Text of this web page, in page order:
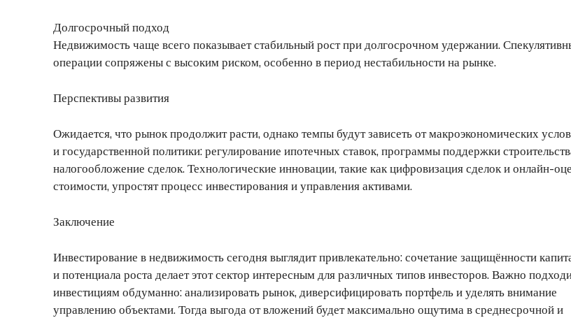
Долгосрочный подход
Недвижимость чаще всего показывает стабильный рост при долгосрочном удержании.
операции сопряжены с высоким риском, особенно в период нестабильности на рынке.
Перспективы развития
Ожидается, что рынок продолжит расти, однако темпы будут зависеть от макроэкономических
и государственной политики: регулирование ипотечных ставок, программы поддержки
налогообложение сделок. Технологические инновации, такие как цифровизация сделок и онлайн-
стоимости, упростят процесс инвестирования и управления активами.
Заключение
Инвестирование в недвижимость сегодня выглядит привлекательно: сочетание защищённости
и потенциала роста делает этот сектор интересным для различных типов инвесторов. Важно
инвестициям обдуманно: анализировать рынок, диверсифицировать портфель и уделять внимание
управлению объектами. Тогда выгода от вложений будет максимально ощутима в среднесрочной и